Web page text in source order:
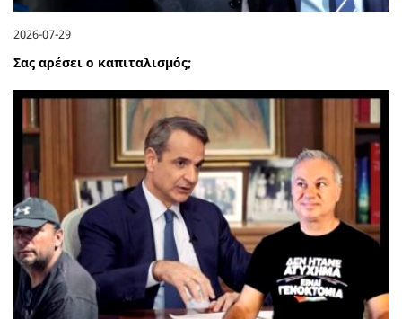
2026-07-29
Σας αρέσει ο καπιταλισμός;